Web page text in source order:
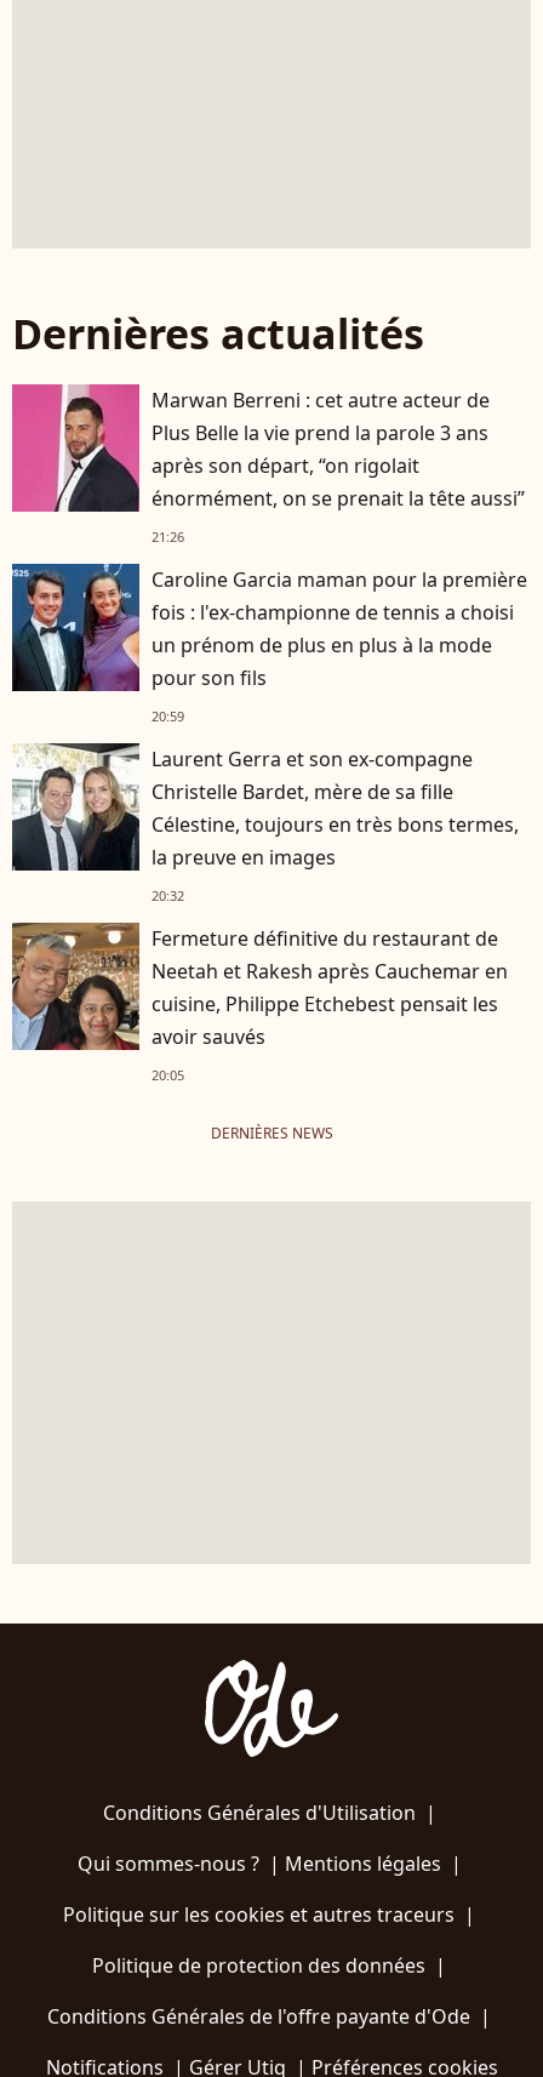
Dernières actualités
Marwan Berreni : cet autre acteur de
Plus Belle la vie prend la parole 3 ans
après son départ, “on rigolait
énormément, on se prenait la tête aussi”
21:26
Caroline Garcia maman pour la première
fois : l'ex-championne de tennis a choisi
un prénom de plus en plus à la mode
pour son fils
20:59
Laurent Gerra et son ex-compagne
Christelle Bardet, mère de sa fille
Célestine, toujours en très bons termes,
la preuve en images
20:32
Fermeture définitive du restaurant de
Neetah et Rakesh après Cauchemar en
cuisine, Philippe Etchebest pensait les
avoir sauvés
20:05
DERNIÈRES NEWS
Conditions Générales d'Utilisation |
Qui sommes-nous ?| Mentions légales |
Politique sur les cookies et autres traceurs |
Politique de protection des données |
Conditions Générales de l'offre payante d'Ode |
Notifications | Gérer Utiq | Préférences cookies